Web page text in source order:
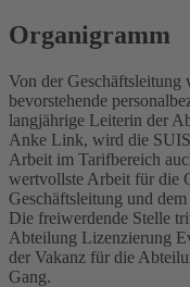
Organigramm
Von der Geschäftsleitung
bevorstehende
langjährige Leiterin der
Anke Link, wird die
Arbeit im Tarifbereich
wertvollste Arbeit für die
Geschäftsleitung und
Die freiwerdende Stelle
Abteilung Lizenzierung
der Vakanz für die
Gang.